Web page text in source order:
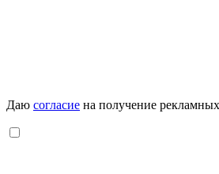
Даю согласие на получение